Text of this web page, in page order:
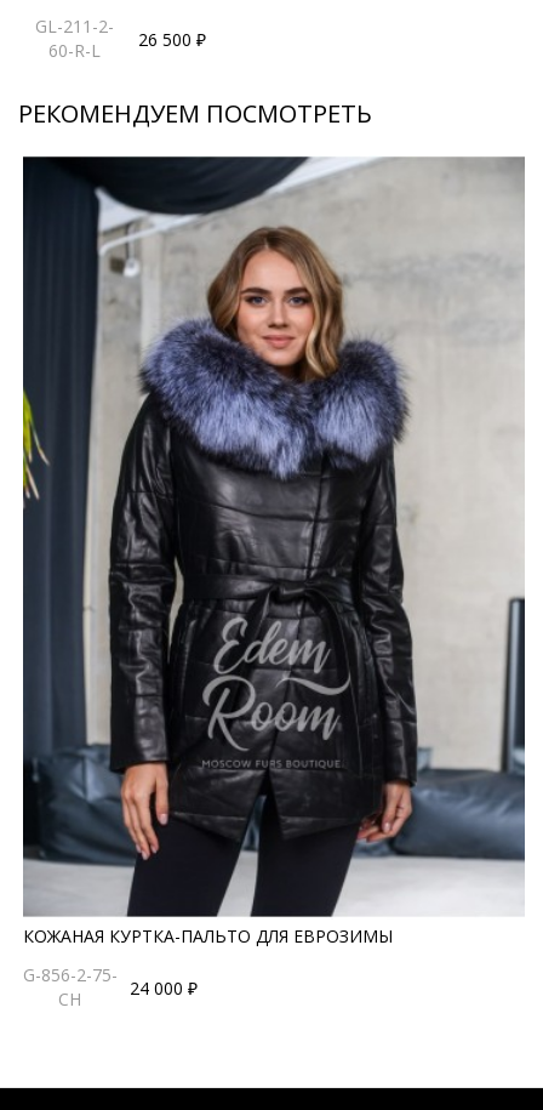
GL-211-2-
60-R-L
26 500 ₽
РЕКОМЕНДУЕМ ПОСМОТРЕТЬ
КОЖАНАЯ КУРТКА-ПАЛЬТО ДЛЯ ЕВРОЗИМЫ
G-856-2-75-
CH
24 000 ₽